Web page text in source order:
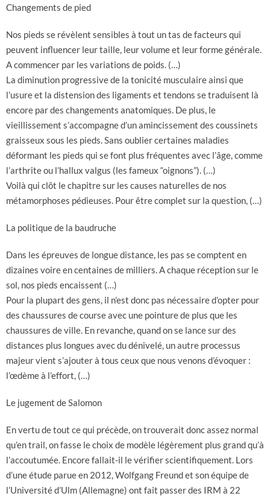
Changements de pied
Nos pieds se révèlent sensibles à tout un tas de facteurs qui
peuvent influencer leur taille, leur volume et leur forme générale.
A commencer par les variations de poids. (…)
La diminution progressive de la tonicité musculaire ainsi que
l’usure et la distension des ligaments et tendons se traduisent là
encore par des changements anatomiques. De plus, le
vieillissement s’accompagne d’un amincissement des coussinets
graisseux sous les pieds. Sans oublier certaines maladies
déformant les pieds qui se font plus fréquentes avec l’âge, comme
l’arthrite ou l’hallux valgus (les fameux “oignons”). (…)
Voilà qui clôt le chapitre sur les causes naturelles de nos
métamorphoses pédieuses. Pour être complet sur la question, (…)
La politique de la baudruche
Dans les épreuves de longue distance, les pas se comptent en
dizaines voire en centaines de milliers. A chaque réception sur le
sol, nos pieds encaissent (…)
Pour la plupart des gens, il n’est donc pas nécessaire d’opter pour
des chaussures de course avec une pointure de plus que les
chaussures de ville. En revanche, quand on se lance sur des
distances plus longues avec du dénivelé, un autre processus
majeur vient s’ajouter à tous ceux que nous venons d’évoquer :
l’œdème à l’effort, (…)
Le jugement de Salomon
En vertu de tout ce qui précède, on trouverait donc assez normal
qu’en trail, on fasse le choix de modèle légèrement plus grand qu’à
l’accoutumée. Encore fallait-il le vérifier scientifiquement. Lors
d’une étude parue en 2012, Wolfgang Freund et son équipe de
l’Université d’Ulm (Allemagne) ont fait passer des IRM à 22